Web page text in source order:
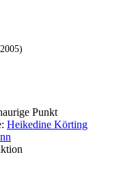
Punkt
Heikedine Körting